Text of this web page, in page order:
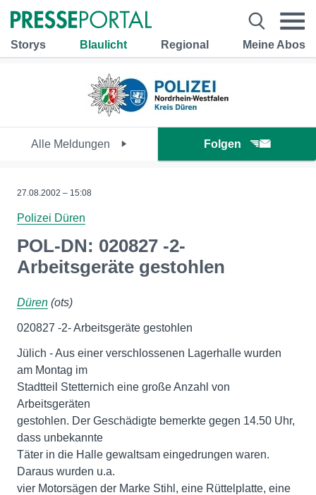
Storys Blaulicht Regional Meine Abos
Alle Meldungen Folgen
27.08.2002 – 15:08
Polizei Düren
POL-DN: 020827 -2-
Arbeitsgeräte gestohlen
Düren (ots)
020827 -2- Arbeitsgeräte gestohlen
Jülich - Aus einer verschlossenen Lagerhalle wurden
am Montag im
Stadtteil Stetternich eine große Anzahl von
Arbeitsgeräten
gestohlen. Der Geschädigte bemerkte gegen 14.50 Uhr,
dass unbekannte
Täter in die Halle gewaltsam eingedrungen waren.
Daraus wurden u.a.
vier Motorsägen der Marke Stihl, eine Rüttelplatte, eine